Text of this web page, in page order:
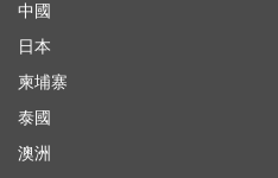
中國
日本
柬埔寨
泰國
澳洲